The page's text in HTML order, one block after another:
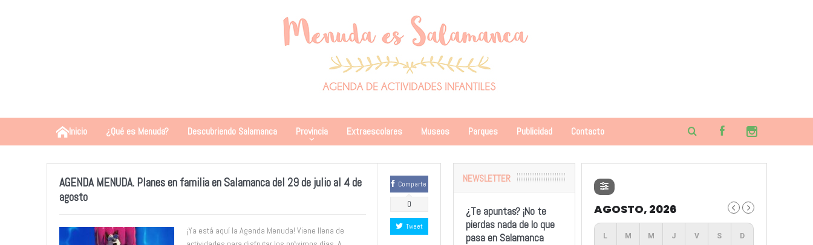
Inicio ¿Qué es Menuda? Descubriendo Salamanca Provincia Extraescolares Museos Parques Publicidad Contacto
AGENDA MENUDA. Planes en familia en Salamanca del 29 de julio al 4 de
agosto
¡Ya está aquí la Agenda Menuda! Viene llena de
Comparte
0
Tweet
NEWSLETTER
¿Te apuntas? ¡No te
pierdas nada de lo que
pasa en Salamanca
AGOSTO, 2026